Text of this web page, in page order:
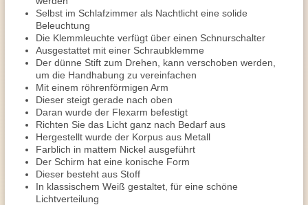
Selbst im Schlafzimmer als Nachtlicht eine solide
Beleuchtung
Die Klemmleuchte verfügt über einen Schnurschalter
Ausgestattet mit einer Schraubklemme
Der dünne Stift zum Drehen, kann verschoben werden,
um die Handhabung zu vereinfachen
Mit einem röhrenförmigen Arm
Dieser steigt gerade nach oben
Daran wurde der Flexarm befestigt
Richten Sie das Licht ganz nach Bedarf aus
Hergestellt wurde der Korpus aus Metall
Farblich in mattem Nickel ausgeführt
Der Schirm hat eine konische Form
Dieser besteht aus Stoff
In klassischem Weiß gestaltet, für eine schöne
Lichtverteilung